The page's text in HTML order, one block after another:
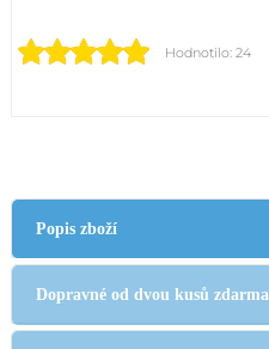
Hodnotilo: 24
Popis zboží
Dopravné od dvou kusů zdarma